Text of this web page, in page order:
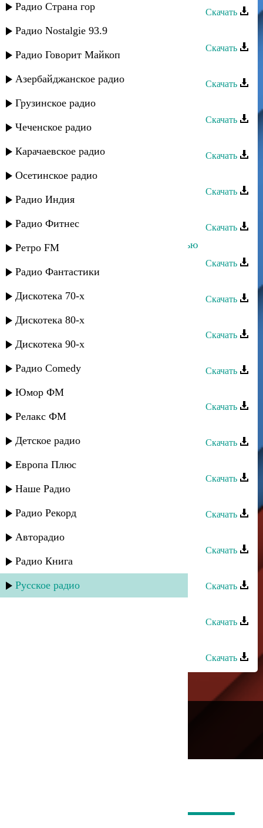
Радио Страна гор
Радио Nostalgie 93.9
Радио Говорит Майкоп
Азербайджанское радио
Грузинское радио
Чеченское радио
Карачаевское радио
Осетинское радио
Радио Индия
Радио Фитнес
Ретро FM
Радио Фантастики
Дискотека 70-х
Дискотека 80-х
Дискотека 90-х
Радио Comedy
Юмор ФМ
Релакс ФМ
Детское радио
Европа Плюс
Наше Радио
Радио Рекорд
Авторадио
Радио Книга
Русское радио
Скачать
Перизада группа - Петиш хуьр
Скачать
Скачать
Девран группа - Будем счастливы
Скачать
Скачать
Нур группа - Зайнаб
Скачать
Скачать
Сабина Абдулаева - Днем или ночью
Скачать
Кавказ группа - Ваз багъишда
Скачать
Сувар группа - КIанда лугьуз
Скачать
Скачать
Сувар группа - Лезгинка ягъ гада
Скачать
Скачать
Гапцах группа - Гада чан
Скачать
Рассвет группа - Саида
Скачать
Скачать
Сабина Абдуллаева - Танцуй!
Скачать
Скачать
Скачать